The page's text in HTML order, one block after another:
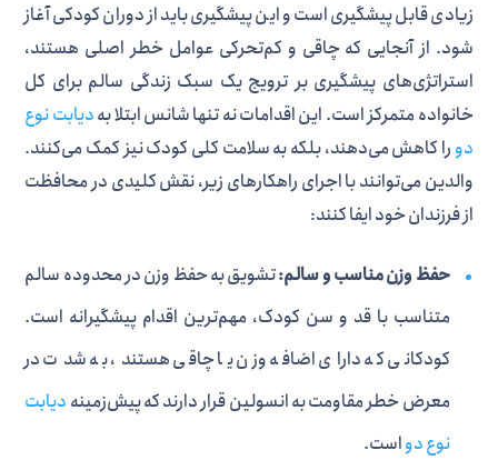
زیادی قابل پیشگیری است و این پیشگیری باید از دوران کودکی آغاز
شود. از آنجایی که چاقی و کم‌تحرکی عوامل خطر اصلی هستند،
استراتژی‌های پیشگیری بر ترویج یک سبک زندگی سالم برای کل
خانواده متمرکز است. این اقدامات نه تنها شانس ابتلا بهدیابت نوع
دو را کاهش می‌دهند، بلکه به سلامت کلی کودک نیز کمک می‌کنند.
والدین می‌توانند با اجرای راهکارهای زیر، نقش کلیدی در محافظت
از فرزندان خود ایفا کنند:
حفظ وزن مناسب و سالم:تشویق به حفظ وزن در محدوده سالم
متناسب با قد و سن کودک، مهم‌ترین اقدام پیشگیرانه است.
کودکانی که دارای اضافه وزن یا چاقی هستند، به شدت در
معرض خطر مقاومت به انسولین قرار دارند که پیش‌زمینه دیابت
نوع دواست.